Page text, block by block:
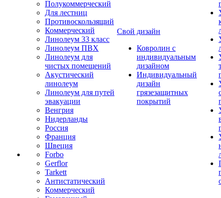
Полукоммерческий
Для лестниц
Противоскользящий
Коммерческий
Линолеум 33 класс
Линолеум ПВХ
Линолеум для
чистых помещений
Акустический
линолеум
Линолеум для путей
эвакуации
Венгрия
Нидерланды
Россия
Франция
Швеция
Forbo
Gerflor
Tarkett
Антистатический
Коммерческий
Свой дизайн
Ковролин с
индивидуальным
дизайном
Индивидуальный
дизайн
грязезащитных
покрытий